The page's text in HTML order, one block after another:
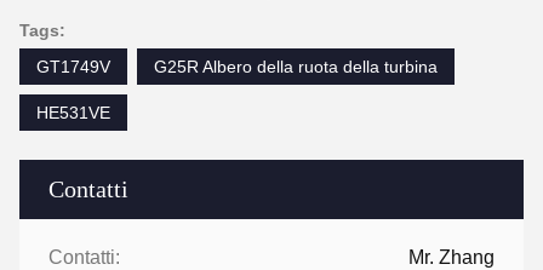
Contatti
Contatti: Mr. Zhang
Tags:
GT1749V
G25R Albero della ruota della turbina
HE531VE